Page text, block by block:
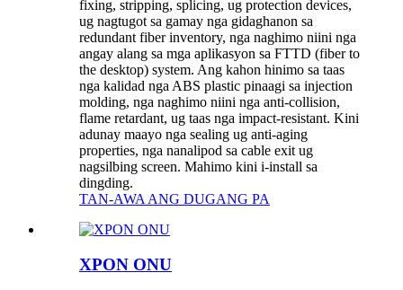
fixing, stripping, splicing, ug protection devices,
ug nagtugot sa gamay nga gidaghanon sa
redundant fiber inventory, nga naghimo niini nga
angay alang sa mga aplikasyon sa FTTD (fiber to
the desktop) system. Ang kahon hinimo sa taas
nga kalidad nga ABS plastic pinaagi sa injection
molding, nga naghimo niini nga anti-collision,
flame retardant, ug taas nga impact-resistant. Kini
adunay maayo nga sealing ug anti-aging
properties, nga nanalipod sa cable exit ug
nagsilbing screen. Mahimo kini i-install sa
dingding.
TAN-AWA ANG DUGANG PA
XPON ONU